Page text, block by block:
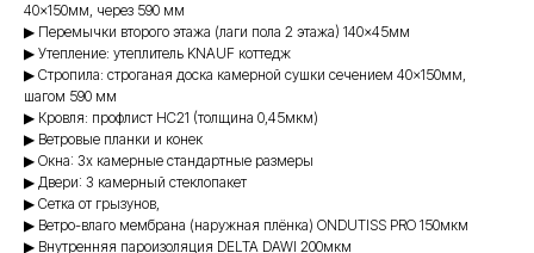
40×150мм, через 590 мм
▶ Перемычки второго этажа (лаги пола 2 этажа) 140×45мм
▶ Утепление: утеплитель KNAUF коттедж
▶ Стропила: строганая доска камерной сушки сечением 40×150мм,
шагом 590 мм
▶ Кровля: профлист НС21 (толщина 0,45мкм)
▶ Ветровые планки и конек
▶ Окна: 3х камерные стандартные размеры
▶ Двери: 3 камерный стеклопакет
▶ Сетка от грызунов,
▶ Ветро-влаго мембрана (наружная плёнка) ONDUTISS PRO 150мкм
▶ Внутренняя пароизоляция DELTA DAWI 200мкм